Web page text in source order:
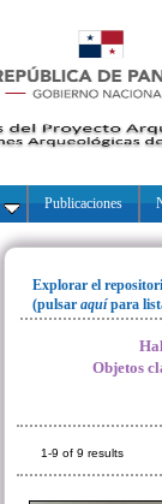
Publicaciones
Explorar el
(pulsar aquípara
Objetos
1-9 of 9 results